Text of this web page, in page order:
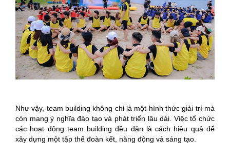
Như vậy, team building không chỉ là một hình thức giải trí mà
còn mang ý nghĩa đào tạo và phát triển lâu dài. Việc tổ chức
các hoạt động team building đều đặn là cách hiệu quả để
xây dựng một tập thể đoàn kết, năng động và sáng tạo.